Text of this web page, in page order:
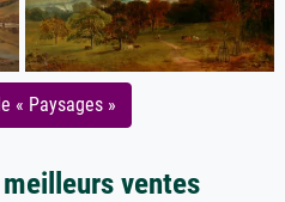
« Paysages »
ventes